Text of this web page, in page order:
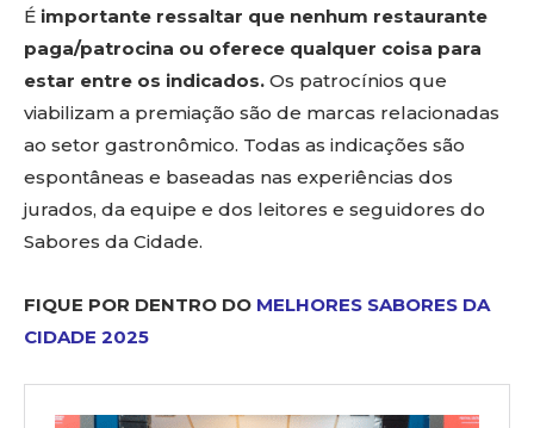
É importante ressaltar que nenhum restaurante
paga/patrocina ou oferece qualquer coisa para
estar entre os indicados. Os patrocínios que
viabilizam a premiação são de marcas relacionadas
ao setor gastronômico. Todas as indicações são
espontâneas e baseadas nas experiências dos
jurados, da equipe e dos leitores e seguidores do
Sabores da Cidade.
FIQUE POR DENTRO DO MELHORES SABORES DA
CIDADE 2025